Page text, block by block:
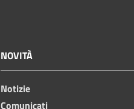
NOVITÀ
Notizie
Comunicati